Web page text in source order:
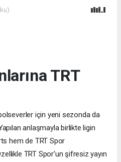
TRT
için yeni sezonda da
anlaşmayla birlikte ligin
hem de TRT Spor
TRT Spor'un şifresiz yayın